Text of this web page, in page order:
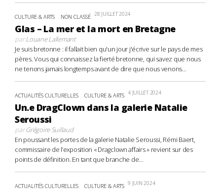
CULTURE & ARTS NON CLASSÉ 28 JUILLET 2024
Glas – La mer et la mort en Bretagne
parLouane Lallemant
Je suis bretonne : il fallait bien qu'un jour j'écrive sur le pays de mes
pères. Vous qui connaissez la fierté bretonne, qui savez que nous
ne tenons jamais longtemps avant de dire que nous venons...
ACTUALITÉS CULTURELLES CULTURE & ARTS 4 JUILLET 2024
Un.e DragClown dans la galerie Natalie
Seroussi
parGrégoire Suillaud
En poussant les portes de la galerie Natalie Seroussi, Rémi Baert,
commissaire de l’exposition « Dragclown affairs » revient sur des
points de définition. En tant que branche de...
ACTUALITÉS CULTURELLES CULTURE & ARTS 9 JUIN 2024